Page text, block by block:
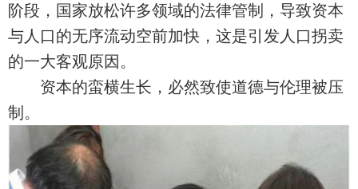
阶段，国家放松许多领域的法律管制，导致资本
与人口的无序流动空前加快，这是引发人口拐卖
的一大客观原因。
资本的蛮横生长，必然致使道德与伦理被压
制。